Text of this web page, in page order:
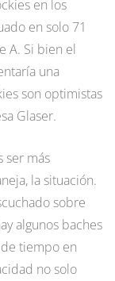
en los
en solo 71
A. Si bien el
una
son optimistas
Glaser.
ser más
la situación.
sobre
algunos baches
tiempo en
no solo